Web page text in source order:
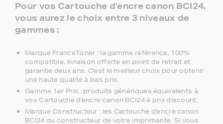
Pour vos Cartouche d'encre canon BCI24,
vous aurez le choix entre 3 niveaux de
gammes :
Marque FranceToner : la gamme référence, 100%
compatible, livraison offerte en point de retrait et
garantie deux ans. C'est le meilleur choix pour obtenir
une haute qualité à bas prix.
Gamme 1er Prix : produits génériques équivalents à
vos Cartouche d'encre canon BCI24 à prix discount.
Marque Constructeur : les Cartouche d'encre canon
BCI24 du constructeur de votre imprimante. Si vous